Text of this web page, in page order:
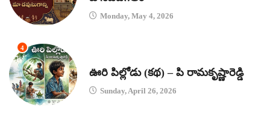
Monday, May 4, 2026
4
ఊరి పిల్లోడు (కథ) – పి రామకృష్ణారెడ్డి
Sunday, April 26, 2026